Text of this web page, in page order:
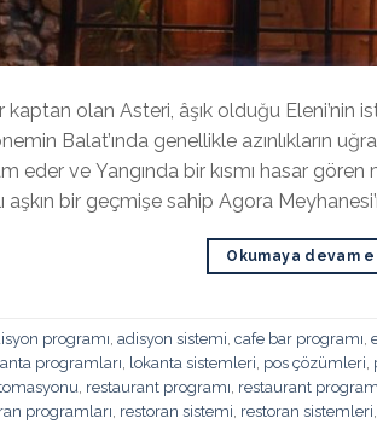
kaptan olan Asteri, âşık olduğu Eleni’nin
Balat’ında genellikle azınlıkların
eder ve Yangında bir kısmı hasar
aşkın bir geçmişe sahip Agora
Okumaya devam
programı adisyon sistemi cafe bar programı
programları lokanta sistemleri pos çözümleri
restaurant programı restaurant
programları restoran sistemi restoran sistemleri